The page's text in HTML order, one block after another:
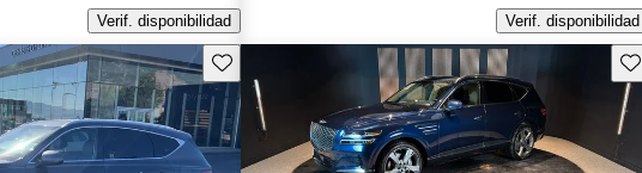
Verif. disponibilidad
Verif. disponibilidad
Guarda este Aviso